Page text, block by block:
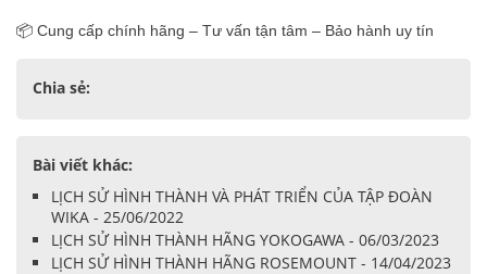
📦 Cung cấp chính hãng – Tư vấn tận tâm – Bảo hành uy tín
Chia sẻ:
Bài viết khác:
LỊCH SỬ HÌNH THÀNH VÀ PHÁT TRIỂN CỦA TẬP ĐOÀN
WIKA - 25/06/2022
LỊCH SỬ HÌNH THÀNH HÃNG YOKOGAWA - 06/03/2023
LỊCH SỬ HÌNH THÀNH HÃNG ROSEMOUNT - 14/04/2023